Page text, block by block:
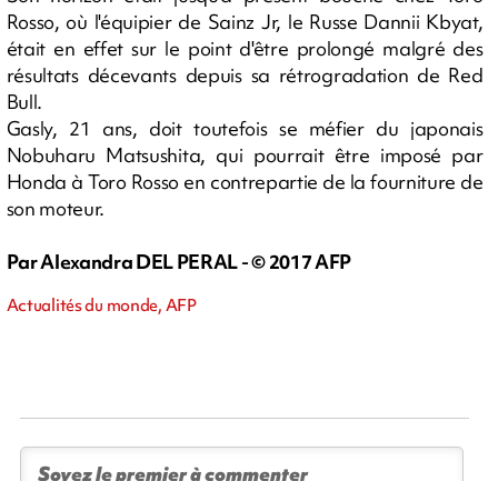
Rosso, où l'équipier de Sainz Jr, le Russe Dannii Kbyat,
était en effet sur le point d'être prolongé malgré des
résultats décevants depuis sa rétrogradation de Red
Bull.
Gasly, 21 ans, doit toutefois se méfier du japonais
Nobuharu Matsushita, qui pourrait être imposé par
Honda à Toro Rosso en contrepartie de la fourniture de
son moteur.
Par Alexandra DEL PERAL - © 2017 AFP
Actualités du monde, AFP